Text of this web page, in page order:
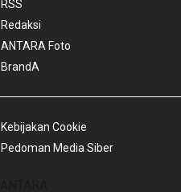
RSS
Redaksi
ANTARA Foto
BrandA
Kebijakan Cookie
Pedoman Media Siber